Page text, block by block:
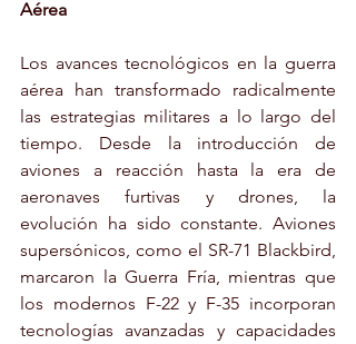
Aérea
Los avances tecnológicos en la guerra
aérea han transformado radicalmente
las estrategias militares a lo largo del
tiempo. Desde la introducción de
aviones a reacción hasta la era de
aeronaves furtivas y drones, la
evolución ha sido constante. Aviones
supersónicos, como el SR-71 Blackbird,
marcaron la Guerra Fría, mientras que
los modernos F-22 y F-35 incorporan
tecnologías avanzadas y capacidades